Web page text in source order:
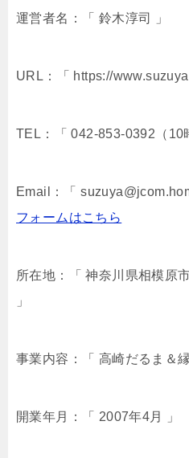
運営者名：「 鈴木淳司 」
URL：「 https://
TEL：「 042-853-0392（10
Email：「
フォームはこちら
所在地：「 神奈川県相模原
」
事業内容：「 高崎だるま＆
開業年月：「 2007年4月 」